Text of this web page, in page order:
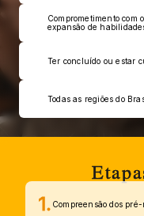
Comprometimento com
expansão de
Ter concluído ou estar
Todas as regiões do
1. Compreensão dos